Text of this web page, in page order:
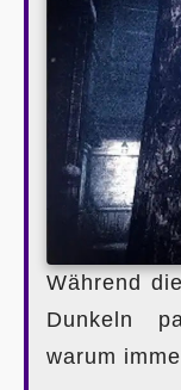
Während
Dunkeln
warum